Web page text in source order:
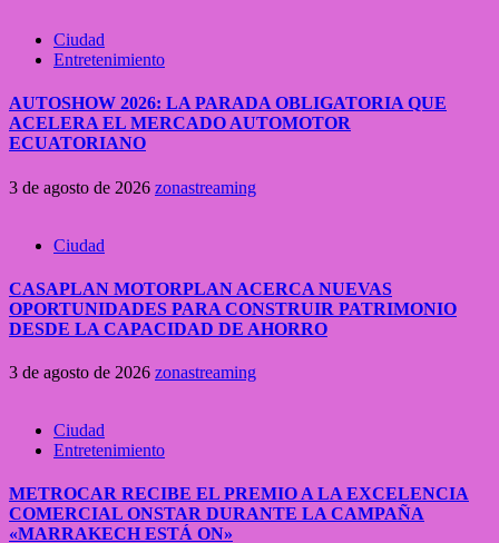
Ciudad
Entretenimiento
AUTOSHOW 2026: LA PARADA OBLIGATORIA QUE
ACELERA EL MERCADO AUTOMOTOR
ECUATORIANO
3 de agosto de 2026 zonastreaming
Ciudad
CASAPLAN MOTORPLAN ACERCA NUEVAS
OPORTUNIDADES PARA CONSTRUIR PATRIMONIO
DESDE LA CAPACIDAD DE AHORRO
3 de agosto de 2026 zonastreaming
Ciudad
Entretenimiento
METROCAR RECIBE EL PREMIO A LA EXCELENCIA
COMERCIAL ONSTAR DURANTE LA CAMPAÑA
«MARRAKECH ESTÁ ON»